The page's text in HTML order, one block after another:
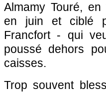
Almamy Touré,
en juin et ciblé
Francfort - qui
poussé dehors
caisses.
Trop souvent